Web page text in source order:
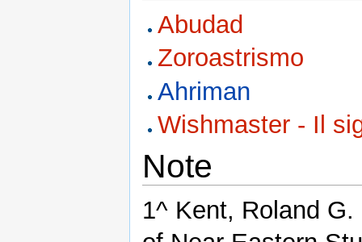
Abudad
Zoroastrismo
Ahriman
Wishmaster - Il
Note
1^ Kent, Roland